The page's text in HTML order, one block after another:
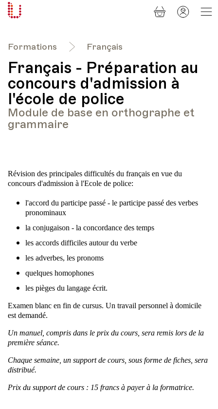
Formations Français
Français - Préparation au
concours d'admission à
l'école de police
Module de base en orthographe et
grammaire
Révision des principales difficultés du français en vue du
concours d'admission à l'Ecole de police:
l'accord du participe passé - le participe passé des verbes
pronominaux
la conjugaison - la concordance des temps
les accords difficiles autour du verbe
les adverbes, les pronoms
quelques homophones
les pièges du langage écrit.
Examen blanc en fin de cursus. Un travail personnel à domicile
est demandé.
Un manuel, compris dans le prix du cours, sera remis lors de la
première séance.
Chaque semaine, un support de cours, sous forme de fiches, sera
distribué.
Prix du support de cours : 15 francs à payer à la formatrice.
Panier
Mon